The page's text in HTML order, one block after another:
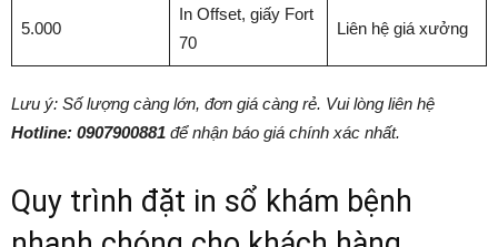
5.000
In Offset, giấy Fort
70
Liên hệ giá xưởng
Lưu ý: Số lượng càng lớn, đơn giá càng rẻ. Vui lòng liên hệ
Hotline: 0907900881 để nhận báo giá chính xác nhất.
Quy trình đặt in sổ khám bệnh